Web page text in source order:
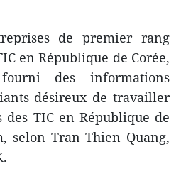
de premier rang
en République de Corée,
des informations
désireux de travailler
des TIC en République de
selon Tran Thien Quang,